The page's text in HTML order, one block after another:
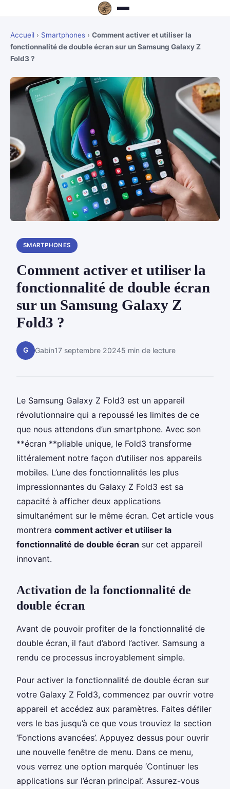
Accueil › Smartphones › Comment activer et utiliser la
fonctionnalité de double écran sur un Samsung Galaxy Z
Fold3 ?
SMARTPHONES
Comment activer et utiliser la
fonctionnalité de double écran
sur un Samsung Galaxy Z
Fold3 ?
G Gabin17 septembre 20245 min de lecture
Le Samsung Galaxy Z Fold3 est un appareil
révolutionnaire qui a repoussé les limites de ce
que nous attendons d’un smartphone. Avec son
**écran **pliable unique, le Fold3 transforme
littéralement notre façon d’utiliser nos appareils
mobiles. L’une des fonctionnalités les plus
impressionnantes du Galaxy Z Fold3 est sa
capacité à afficher deux applications
simultanément sur le même écran. Cet article vous
montrera comment activer et utiliser la
fonctionnalité de double écran sur cet appareil
innovant.
Activation de la fonctionnalité de
double écran
Avant de pouvoir profiter de la fonctionnalité de
double écran, il faut d’abord l’activer. Samsung a
rendu ce processus incroyablement simple.
Pour activer la fonctionnalité de double écran sur
votre Galaxy Z Fold3, commencez par ouvrir votre
appareil et accédez aux paramètres. Faites défiler
vers le bas jusqu’à ce que vous trouviez la section
‘Fonctions avancées’. Appuyez dessus pour ouvrir
une nouvelle fenêtre de menu. Dans ce menu,
vous verrez une option marquée ‘Continuer les
applications sur l’écran principal’. Assurez-vous